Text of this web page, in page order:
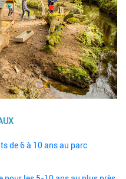
de 6 à 10 ans au parc